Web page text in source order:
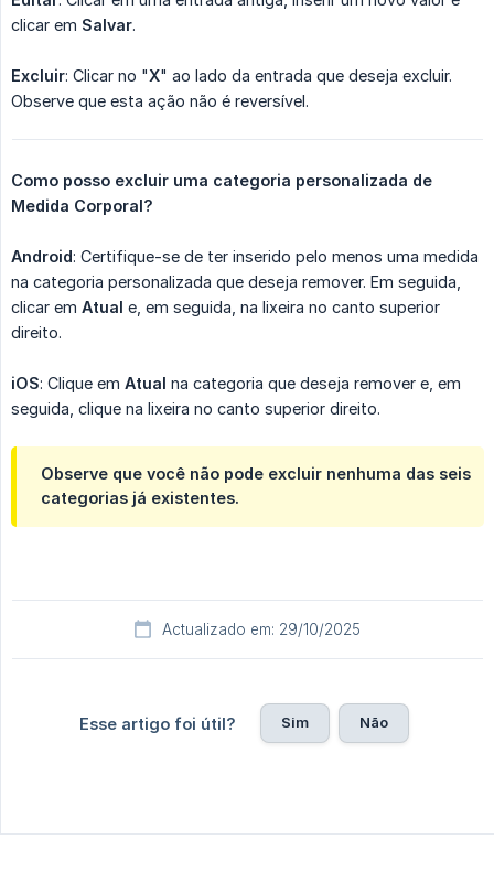
clicar em Salvar.
Excluir: Clicar no "X" ao lado da entrada que deseja excluir.
Observe que esta ação não é reversível.
Como posso excluir uma categoria personalizada de
Medida Corporal?
Android: Certifique-se de ter inserido pelo menos uma medida
na categoria personalizada que deseja remover. Em seguida,
clicar em Atual e, em seguida, na lixeira no canto superior
direito.
iOS: Clique em Atual na categoria que deseja remover e, em
seguida, clique na lixeira no canto superior direito.
Observe que você não pode excluir nenhuma das seis
categorias já existentes.
Actualizado em: 29/10/2025
Esse artigo foi útil? Sim Não